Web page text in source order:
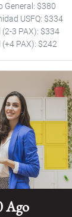
General: $380
USFQ: $334
3 PAX): $334
PAX): $242
Ago